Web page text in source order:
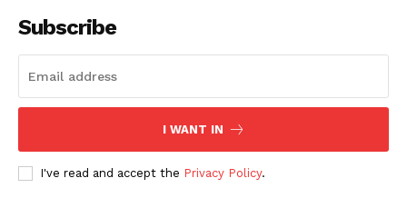
Subscribe
I WANT IN
I've read and accept the Privacy Policy.